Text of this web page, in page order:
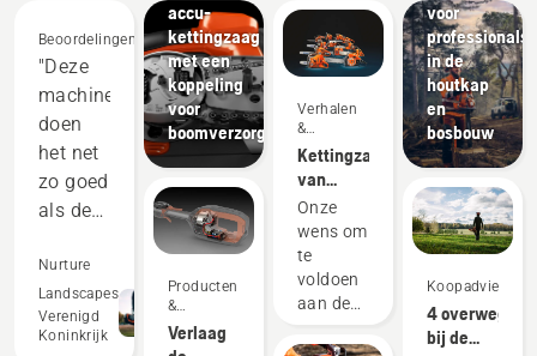
Beoordelingen
"Deze
machines
doen
het net
zo goed
als de
uitrusting
en
presteren
Nurture
Landscapes
Verenigd
Koninkrijk
accu-
kettingzaag
met een
koppeling
voor
boomverzorgers
Producten
&
vernieuwingen
Verlaag
Verhalen
&
inspiratie
Kettingzagen
van
Husqvarna
- sinds
1959
aangedreven
door onze
Onze
wens om
te
voldoen
aan de
eisen
voor
professionals
in de
houtkap
en
bosbouw
Koopadvies
4
bij de